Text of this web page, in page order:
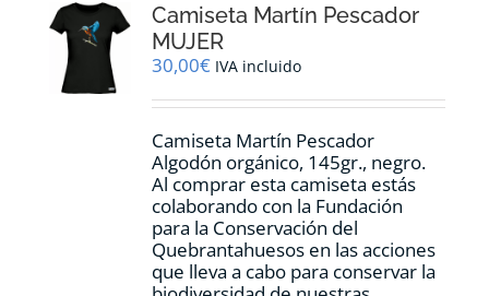
se
elegir
la
de
producto
Camiseta Martín Pescador
MUJER
30,00€ IVA incluido
Camiseta Martín Pescador
Algodón orgánico, 145gr., negro.
Al comprar esta camiseta estás
colaborando con la Fundación
para la Conservación del
Quebrantahuesos en las acciones
que lleva a cabo para conservar la